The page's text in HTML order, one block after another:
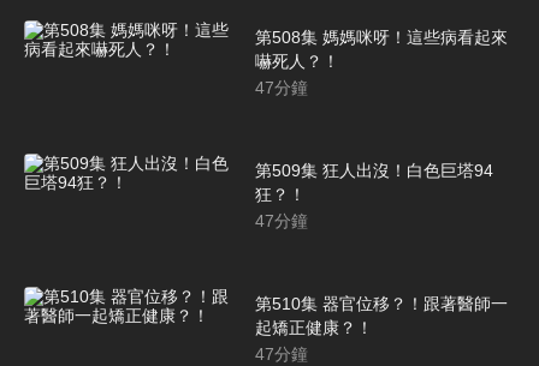
第508集 媽媽咪呀！這些病看起來
嚇死人？！
47分鐘
第509集 狂人出沒！白色巨塔94
狂？！
47分鐘
第510集 器官位移？！跟著醫師一
起矯正健康？！
47分鐘